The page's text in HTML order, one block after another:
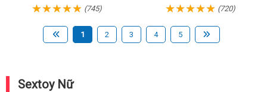
(745) (720)
1 2 3 4 5
Sextoy Nữ